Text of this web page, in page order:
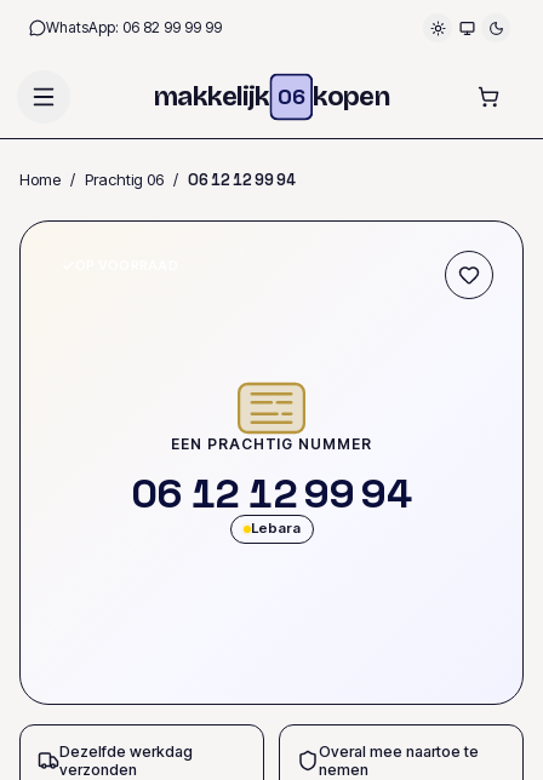
WhatsApp: 06 82 99 99 99
makkelijk 06 kopen
Home / Prachtig 06 / 0612129994
EEN PRACHTIG NUMMER
06 12 129994
Lebara
Dezelfde werkdag
verzonden
Overal mee naartoe te
nemen